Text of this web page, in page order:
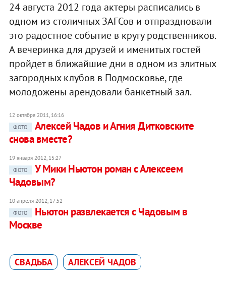
24 августа 2012 года актеры расписались в
одном из столичных ЗАГСов и отпраздновали
это радостное событие в кругу родственников.
А вечеринка для друзей и именитых гостей
пройдет в ближайшие дни в одном из элитных
загородных клубов в Подмосковье, где
молодожены арендовали банкетный зал.
12 октября 2011, 16:16
ФОТО
Алексей Чадов и Агния Дитковските
снова вместе?
19 января 2012, 15:27
ФОТО
У Мики Ньютон роман с Алексеем
Чадовым?
10 апреля 2012, 17:52
ФОТО
Ньютон развлекается с Чадовым в
Москве
СВАДЬБА АЛЕКСЕЙ ЧАДОВ